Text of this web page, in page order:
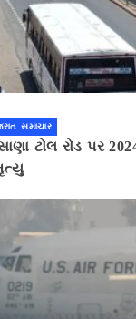
સમાચાર
ટોલ રોડ પર